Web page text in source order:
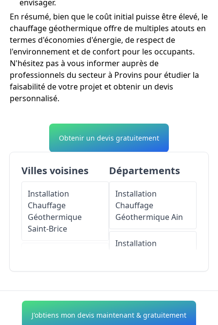
envisager.
En résumé, bien que le coût initial puisse être élevé, le
chauffage géothermique offre de multiples atouts en
termes d'économies d'énergie, de respect de
l'environnement et de confort pour les occupants.
N'hésitez pas à vous informer auprès de
professionnels du secteur à Provins pour étudier la
faisabilité de votre projet et obtenir un devis
personnalisé.
Obtenir un devis gratuitement
Villes voisines
Installation
Chauffage
Géothermique
Saint-Brice
Chalautre-la-Petite
Installation
Départements
Installation
Chauffage
GéothermiqueAin
Installation
Chauffage
J'obtiens mon devis maintenant & gratuitement